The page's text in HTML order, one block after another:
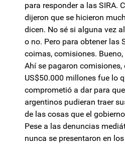
para responder a las SIRA.
dijeron que se hicieron
dicen. No sé si alguna vez
o no. Pero para obtener las
coimas, comisiones. Bueno,
Ahí se pagaron comisiones,
US$50.000 millones fue lo
comprometió a dar para
argentinos pudieran traer
de las cosas que el
Pese a las denuncias
nunca se presentaron en